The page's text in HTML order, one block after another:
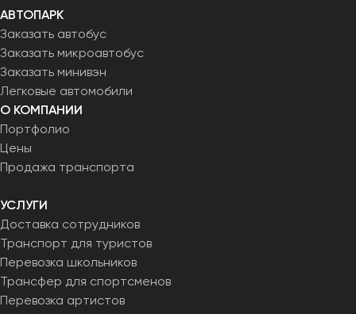
АВТОПАРК
Заказать автобус
Заказать микроавтобус
Заказать минивэн
Легковые автомобили
О КОМПАНИИ
Портфолио
Цены
Продажа транспорта
УСЛУГИ
Доставка сотрудников
Транспорт для туристов
Перевозка школьников
Трансфер для спортсменов
Перевозка артистов